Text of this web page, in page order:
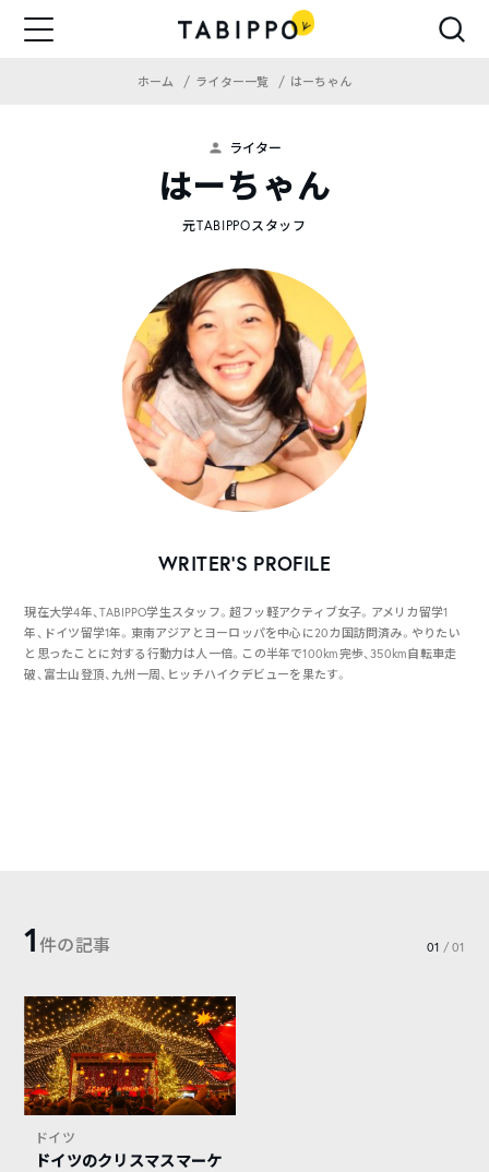
ホーム ライター一覧 はーちゃん
ライター
はーちゃん
元TABIPPOスタッフ
WRITER’S PROFILE
現在大学4年、TABIPPO学生スタッフ。超フッ軽アクティブ女子。アメリカ留学1
年、ドイツ留学1年。東南アジアとヨーロッパを中心に20カ国訪問済み。やりたい
と思ったことに対する行動力は人一倍。この半年で100km完歩、350km自転車走
破、富士山登頂、九州一周、ヒッチハイクデビューを果たす。
1 件の記事 01 / 01
ドイツ
ドイツのクリスマスマーケ